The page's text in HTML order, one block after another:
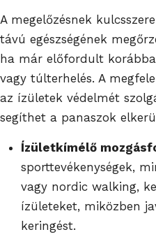
A megelőzésnek
távú egészségének
ha már előfordult
vagy túlterhelés. A
az ízületek védelmét
segíthet a panaszok
Ízületkímélő
sporttevékenységek,
vagy nordic walking,
ízületeket, miközben
keringést.